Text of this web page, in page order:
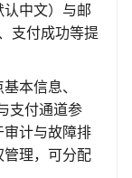
中文）与邮
支付成功等提
本信息、
支付通道参
计与故障排
理，可分配